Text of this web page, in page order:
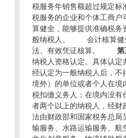
税服务年销售额超过规定标
税服务的企业和个体工商
算健全，能够提供准确税务
般纳税人。 会计核算健全
法、有效凭证核算。 第
纳税人资格认定。具体认
经认定为一般纳税人后，
境外）的单位或者个人在境
税扣缴义务人；在境内没
者两个以上的纳税人，经财
法由财政部和国家税务总局
输服务、水路运输服务、航